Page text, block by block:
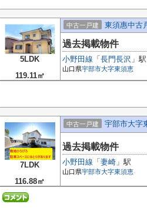
5LDK
119.11㎡
中古一戸建 東須惠中古
過去掲載物件
小野田線 「 長門長沢 」駅
山口県宇部市大字東須恵
7LDK
116.88㎡
中古一戸建 宇部市大字
過去掲載物件
小野田線 「 妻崎 」駅
山口県宇部市大字東須恵